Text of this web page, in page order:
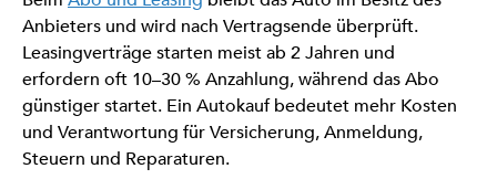
Anbieters und wird nach Vertragsende überprüft.
Leasingverträge starten meist ab 2 Jahren und
erfordern oft 10–30 % Anzahlung, während das Abo
günstiger startet. Ein Autokauf bedeutet mehr Kosten
und Verantwortung für Versicherung, Anmeldung,
Steuern und Reparaturen.